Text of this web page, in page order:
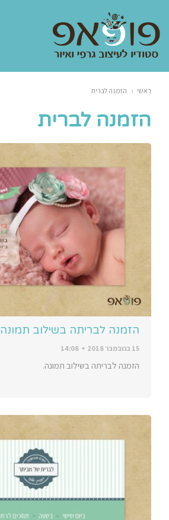
ראשי ‹ הזמנה לברית
הזמנה לברית
הזמנה לבריתה בשילוב תמונה
15 בנובמבר 2018 14:08
הזמנה לבריתה בשילוב תמונה.